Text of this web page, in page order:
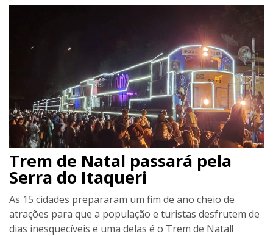
Trem de Natal passará pela
Serra do Itaqueri
As 15 cidades prepararam um fim de ano cheio de
atrações para que a população e turistas desfrutem de
dias inesquecíveis e uma delas é o Trem de Natal!